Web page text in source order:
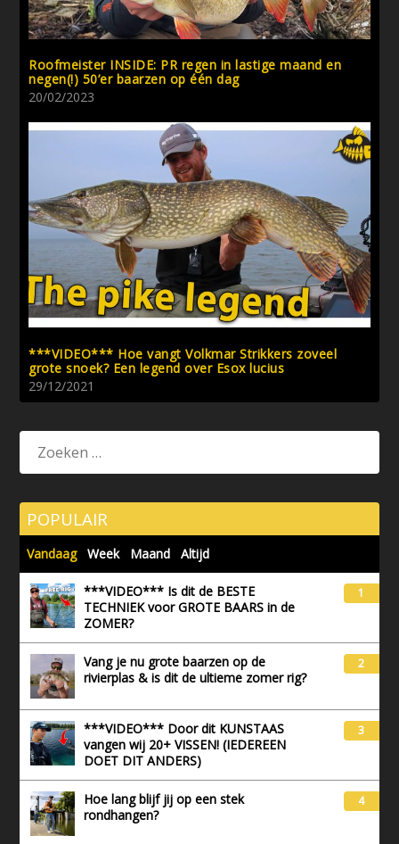
Roofmeister INSIDE: PR regen in lastige maand en
negen(!) 50’er baarzen op één dag
20/02/2023
***VIDEO*** Hoe vangt Volkmar Strikkers zoveel
grote snoek? Een legend over Esox lucius
29/12/2021
POPULAIR
Vandaag Week Maand Altijd
***VIDEO*** Is dit de BESTE
TECHNIEK voor GROTE BAARS in de
ZOMER?
1
Vang je nu grote baarzen op de
rivierplas & is dit de ultieme zomer rig?
2
***VIDEO*** Door dit KUNSTAAS
vangen wij 20+ VISSEN! (IEDEREEN
DOET DIT ANDERS)
3
Hoe lang blijf jij op een stek
rondhangen?
4